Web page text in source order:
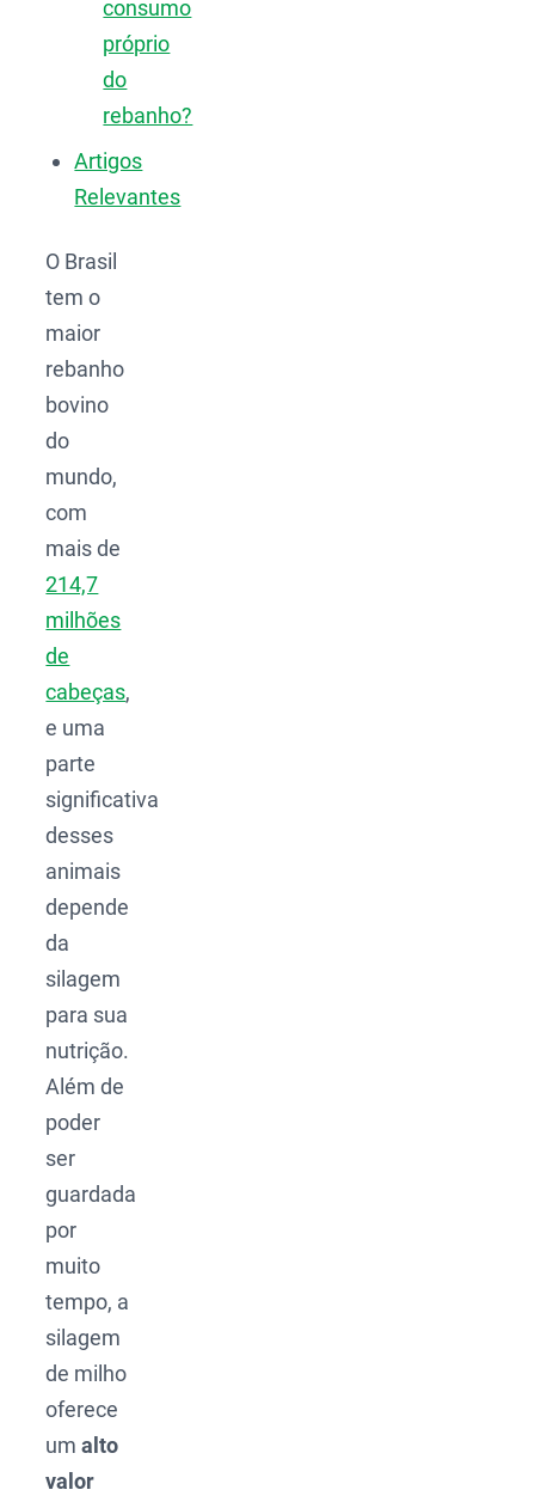
consumo
próprio
do
rebanho?
Artigos
Relevantes
O Brasil
tem o
maior
rebanho
bovino
do
mundo,
com
mais de
214,7
milhões
de
cabeças,
e uma
parte
significativa
desses
animais
depende
da
silagem
para sua
nutrição.
Além de
poder
ser
guardada
por
muito
tempo, a
silagem
de milho
oferece
umalto
valor